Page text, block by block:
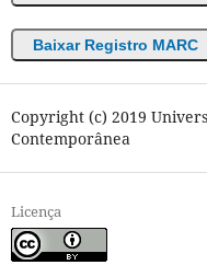
Baixar Registro MARC
Copyright (c) 2019
Contemporânea
Licença